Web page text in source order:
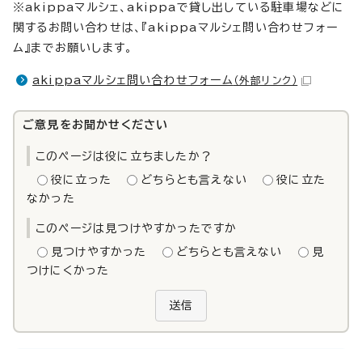
※akippaマルシェ、akippaで貸し出している駐車場などに
関するお問い合わせは、『akippaマルシェ問い合わせフォー
ム』までお願いします。
akippaマルシェ問い合わせフォーム （外部リンク）
ご意見をお聞かせください
このページは役に立ちましたか？
役に立った どちらとも言えない
役に立た
なかった
このページは見つけやすかったですか
見つけやすかった どちらとも言えない
見
つけにくかった
送信